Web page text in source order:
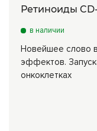
Ретиноиды
в наличии
Новейшее слово
эффектов.
онкоклетках